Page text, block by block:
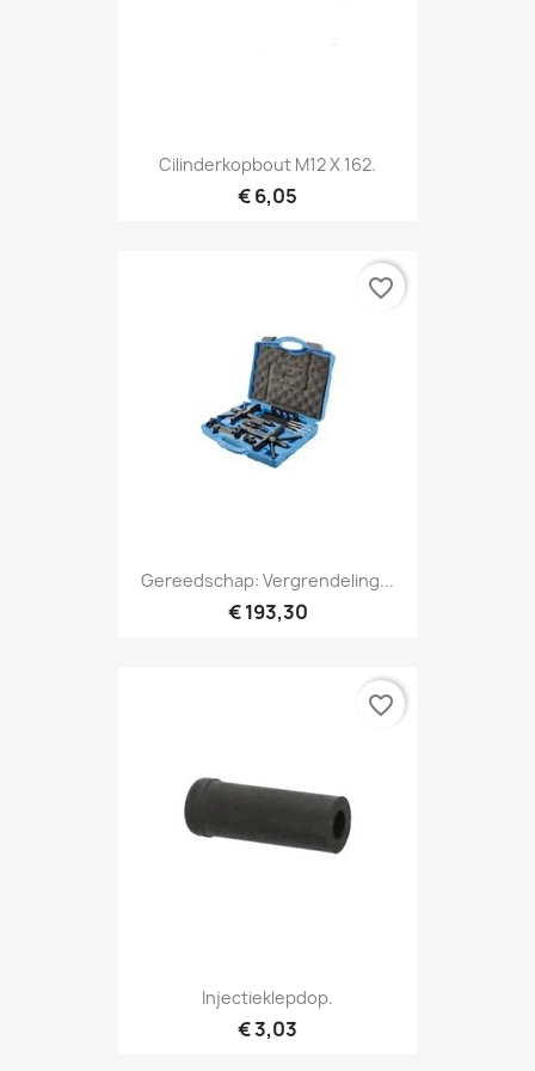
Cilinderkopbout M12 X 162.
€ 6,05
Gereedschap: Vergrendeling...
€ 193,30
favorite_border
Injectieklepdop.
€ 3,03
favorite_border